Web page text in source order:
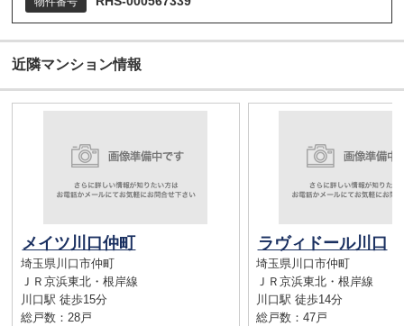
近隣マンション情報
メイツ川口仲町
埼玉県川口市仲町
ＪＲ京浜東北・根岸線
川口駅 徒歩15分
総戸数：28戸
ラヴィドール川口
埼玉県川口市仲町
ＪＲ京浜東北・根岸線
川口駅 徒歩14分
総戸数：47戸